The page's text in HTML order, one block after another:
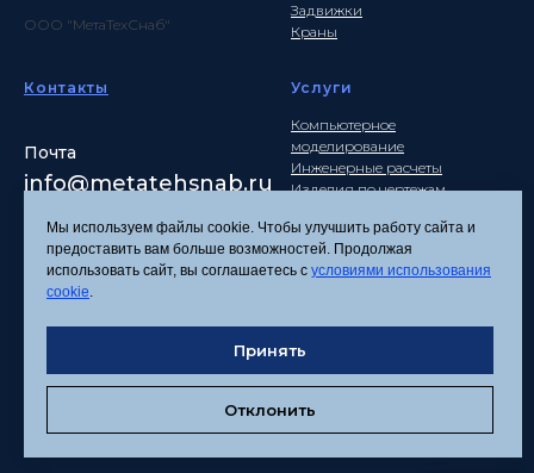
ООО "МетаТехСнаб"
Задвижки
Краны
Контакты
Почта
info@metatehsnab.ru
Услуги
Компьютерное
моделирование
Инженерные расчеты
Изделия по чертежам
Политика
Согласие на обработку
персональных данных
Соглашение об
Мы используем файлы cookie. Чтобы улучшить работу сайта и
предоставить вам больше возможностей. Продолжая
использовать сайт, вы соглашаетесь с условиями использования
cookie.
Принять
Отклонить